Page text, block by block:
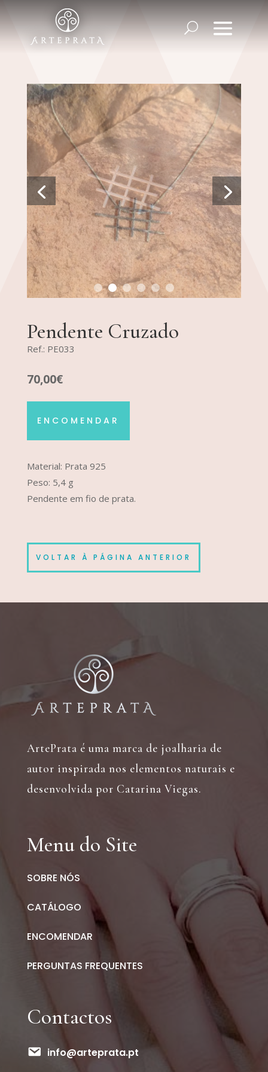
Pendente Cruzado
Ref.: PE033
70,00€
ENCOMENDAR
Material: Prata 925
Peso: 5,4 g
Pendente em fio de prata.
VOLTAR À PÁGINA ANTERIOR
ArtePrata é uma marca de joalharia de
autor inspirada nos elementos naturais e
desenvolvida por Catarina Viegas.
Menu do Site
SOBRE NÓS
CATÁLOGO
ENCOMENDAR
PERGUNTAS FREQUENTES
Contactos
info@arteprata.pt